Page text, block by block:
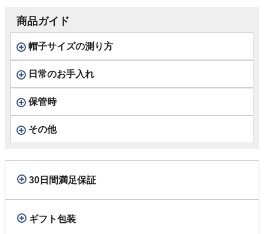
商品ガイド
帽子サイズの測り方
日常のお手入れ
保管時
その他
30日間満足保証
ギフト包装